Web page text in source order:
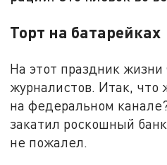
Торт на батарейках
На этот праздник
журналистов. Итак, что
на федеральном
закатил роскошный
не пожалел.